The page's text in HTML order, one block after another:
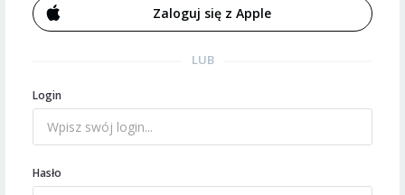
Zaloguj się z Apple
LUB
Login
Hasło